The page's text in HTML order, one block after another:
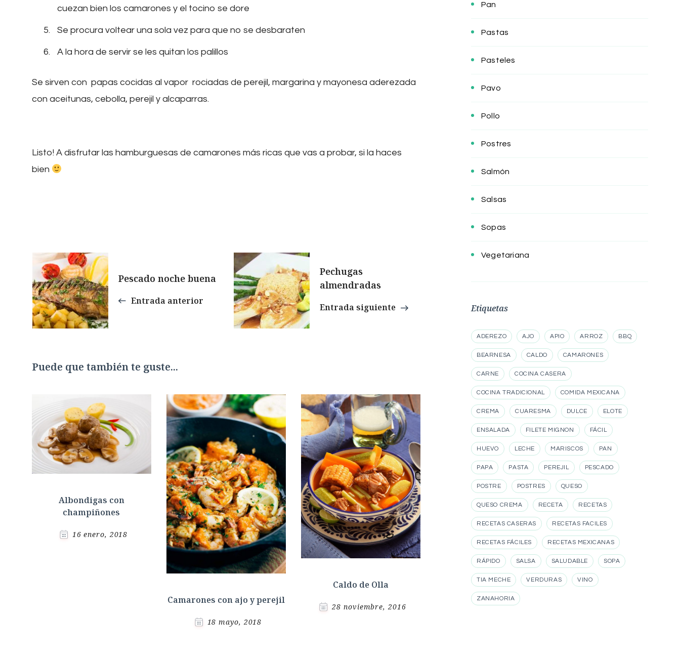
cuezan bien los camarones y el tocino se dore
Se procura voltear una sola vez para que no se desbaraten
A la hora de servir se les quitan los palillos
Se sirven con papas cocidas al vapor rociadas de perejil, margarina y mayonesa aderezada
con aceitunas, cebolla, perejil y alcaparras.
Listo! A disfrutar las hamburguesas de camarones más ricas que vas a probar, si la haces
bien
Navegación
de
entradas
Pescado noche buena
Entrada anterior
Pechugas
almendradas
Entrada siguiente
Puede que también te guste...
Albondigas con
champiñones
16 enero, 2018
Camarones con ajo y perejil
18 mayo, 2018
Caldo de Olla
28 noviembre, 2016
Pan
Pastas
Pasteles
Pavo
Pollo
Postres
Salmón
Salsas
Sopas
Vegetariana
Etiquetas
ADEREZO AJO APIO ARROZ BBQ
BEARNESA CALDO CAMARONES
CARNE COCINA CASERA
COCINA TRADICIONAL COMIDA MEXICANA
CREMA CUARESMA DULCE ELOTE
ENSALADA FILETE MIGNON FÁCIL
HUEVO LECHE MARISCOS PAN
PAPA PASTA PEREJIL PESCADO
POSTRE POSTRES QUESO
QUESO CREMA RECETA RECETAS
RECETAS CASERAS RECETAS FACILES
RECETAS FÁCILES RECETAS MEXICANAS
RÁPIDO SALSA SALUDABLE SOPA
TIA MECHE VERDURAS VINO
ZANAHORIA